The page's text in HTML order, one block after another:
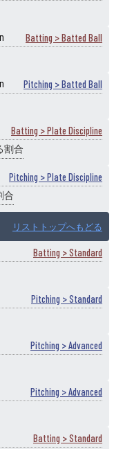
Batting > Batted Ball
Pitching > Batted Ball
Batting > Plate Discipline
割合
Pitching > Plate Discipline
合
リストトップへもどる
Batting > Standard
Pitching > Standard
Pitching > Advanced
Pitching > Advanced
Batting > Standard